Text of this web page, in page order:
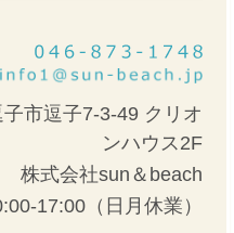
市逗子7-3-49 クリオ
ンハウス2F
株式会社sun＆beach
17:00（日月休業）